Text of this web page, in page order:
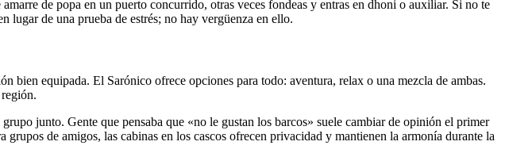
de popa en un puerto concurrido, otras veces fondeas y entras en dhoni o auxiliar. Si no te
lugar de una prueba de estrés; no hay vergüenza en ello.
equipada. El Sarónico ofrece opciones para todo: aventura, relax o una mezcla de ambas.
junto. Gente que pensaba que «no le gustan los barcos» suele cambiar de opinión el primer
de amigos, las cabinas en los cascos ofrecen privacidad y mantienen la armonía durante la